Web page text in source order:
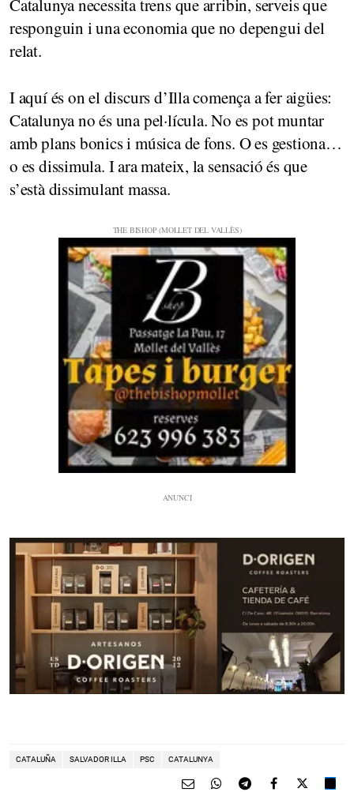
Catalunya necessita trens que arribin, serveis que
responguin i una economia que no depengui del
relat.
I aquí és on el discurs d’Illa comença a fer aigües:
Catalunya no és una pel·lícula. No es pot muntar
amb plans bonics i música de fons. O es gestiona…
o es dissimula. I ara mateix, la sensació és que
s’està dissimulant massa.
CATALUÑA SALVADOR ILLA PSC CATALUNYA